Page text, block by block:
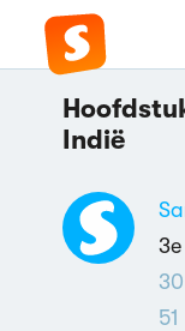
Indië
51